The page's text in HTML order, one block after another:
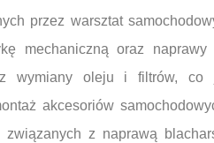
przez warsztat
mechaniczną oraz
wymiany oleju i filtrów, co
akcesoriów
związanych z naprawą